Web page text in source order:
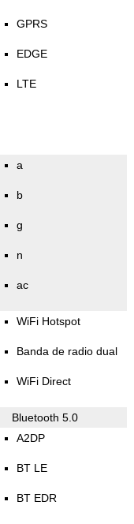
GPRS
EDGE
LTE
a
b
g
n
ac
WiFi Hotspot
Banda de radio dual
WiFi Direct
Bluetooth 5.0
A2DP
BT LE
BT EDR